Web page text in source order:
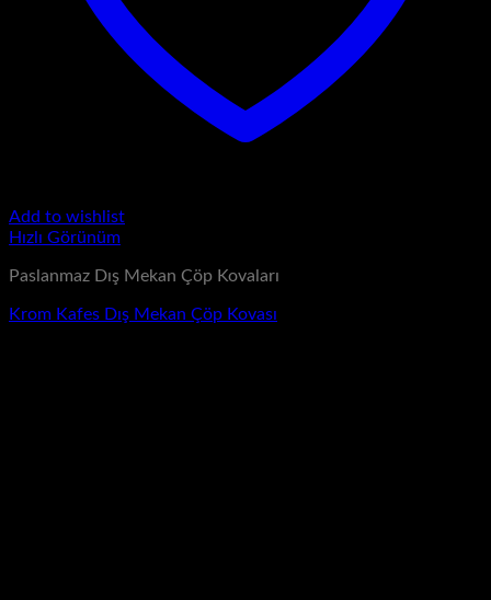
Add to wishlist
Hızlı Görünüm
Paslanmaz Dış Mekan Çöp Kovaları
Krom Kafes Dış Mekan Çöp Kovası